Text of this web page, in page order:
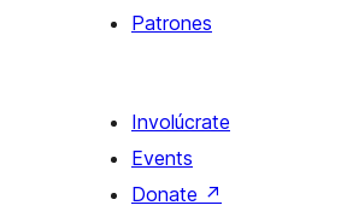
Patrones
Involúcrate
Events
Donate ↗